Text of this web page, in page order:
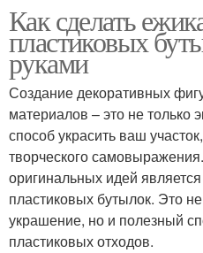
Как сделать
пластиковых
руками
Создание декоративных
материалов – это не только
способ украсить ваш
творческого
оригинальных идей
пластиковых бутылок. Это
украшение, но и полезный
пластиковых отходов.